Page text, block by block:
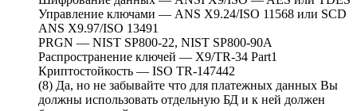
Управление ключами — ANS X9.24/ISO 11568 или SCD
ANS X9.97/ISO 13491
PRGN — NIST SP800-22, NIST SP800-90A
Распространение ключей — X9/TR-34 Part1
Криптостойкость — ISO TR-147442
(8) Да, но не забывайте что для платежных данных Вы
должны использовать отдельную БД и к ней должен